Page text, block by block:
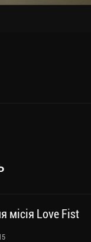
місія Love Fist